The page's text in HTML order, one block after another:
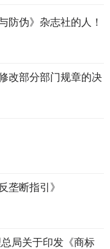
防伪》杂志社的人！
改部分部门规章的决
垄断指引》
局关于印发《商标